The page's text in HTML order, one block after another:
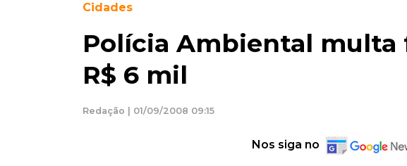
Cidades
Polícia Ambiental
R$ 6 mil
Redação | 01/09/2008 09:15
Nos siga no